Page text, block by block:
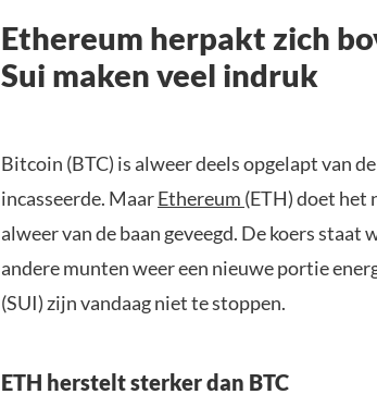
Ethereum herpakt zich
Sui maken veel indruk
Bitcoin (BTC) is alweer deels opgelapt van
incasseerde. MaarEthereum (ETH) doet het
alweer van de baan geveegd. De koers staat
andere munten weer een nieuwe portie
(SUI) zijn vandaag niet te stoppen.
ETH herstelt sterker dan BTC